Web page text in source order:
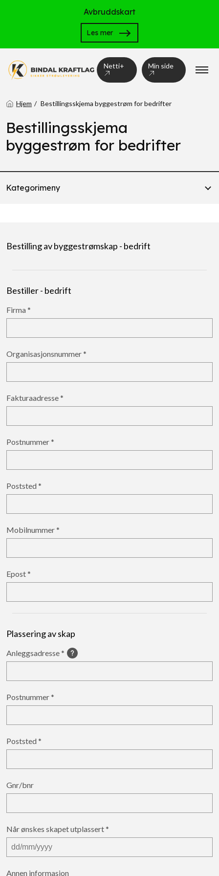
Avbruddskart
Les mer
Netti+ Min side
Hjem Bestillingsskjema byggestrøm for bedrifter
Bestillingsskjema
byggestrøm for bedrifter
Kategorimeny
Bestilling av byggestrømskap - bedrift
Bestiller - bedrift
Firma
Organisasjonsnummer
Fakturaadresse
Postnummer
Poststed
Mobilnummer
Epost
Plassering av skap
Anleggsadresse
Postnummer
Poststed
Gnr/bnr
Når ønskes skapet utplassert
Annen informasjon